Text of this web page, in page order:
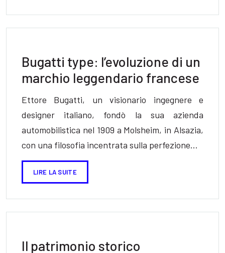
Bugatti type: l’evoluzione di un
marchio leggendario francese
Ettore Bugatti, un visionario ingegnere e
designer italiano, fondò la sua azienda
automobilistica nel 1909 a Molsheim, in Alsazia,
con una filosofia incentrata sulla perfezione…
LIRE LA SUITE
Il patrimonio storico